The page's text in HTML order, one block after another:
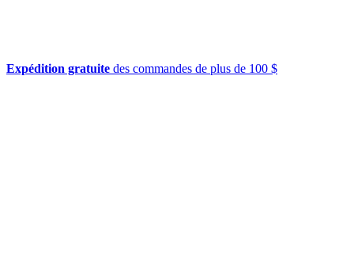
Expédition gratuite des commandes de plus de 100 $